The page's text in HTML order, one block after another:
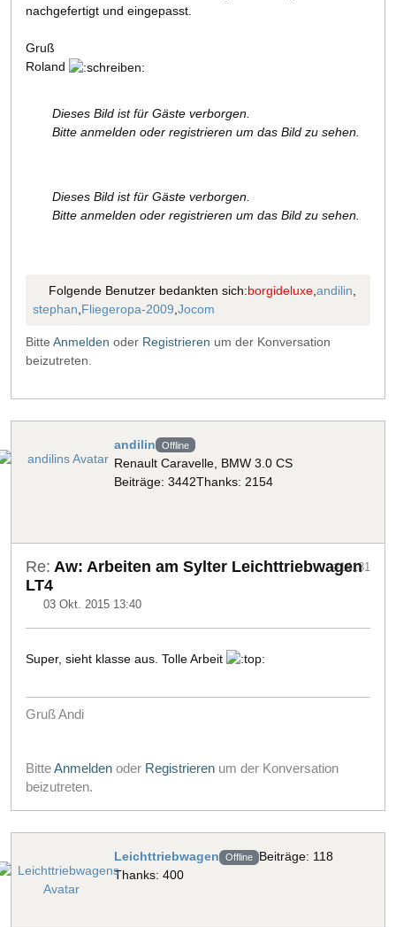
nachgefertigt und eingepasst.
Gruß
Roland
Dieses Bild ist für Gäste verborgen.
Bitte anmelden oder registrieren um das Bild zu sehen.
Dieses Bild ist für Gäste verborgen.
Bitte anmelden oder registrieren um das Bild zu sehen.
Folgende Benutzer bedankten sich:borgideluxe, andilin
stephan Fliegeropa-2009 Jocom
Bitte Anmelden oder Registrieren um der Konversation
beizutreten.
andilin Offline
Renault Caravelle, BMW 3.0 CS
Beiträge: 3442Thanks: 2154
Re: Aw: Arbeiten am Sylter Leichttriebwagen
LT4
03 Okt. 2015 13:40
#14131
Super, sieht klasse aus. Tolle Arbeit
Gruß Andi
BitteAnmelden oder Registrieren um der Konversation
beizutreten.
Leichttriebwagen Offline Beiträge: 118
Thanks: 400